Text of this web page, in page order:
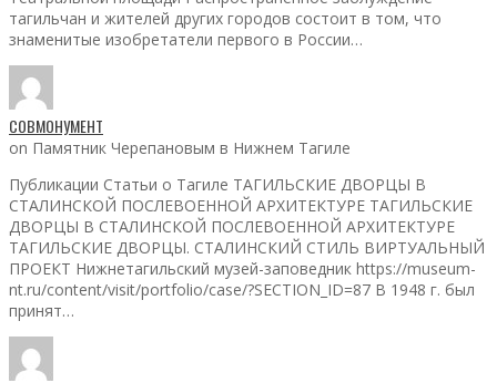
тагильчан и жителей других городов состоит в том, что
знаменитые изобретатели первого в России…
СОВМОНУМЕНТ
on Памятник Черепановым в Нижнем Тагиле
Публикации Статьи о Тагиле ТАГИЛЬСКИЕ ДВОРЦЫ В
СТАЛИНСКОЙ ПОСЛЕВОЕННОЙ АРХИТЕКТУРЕ ТАГИЛЬСКИЕ
ДВОРЦЫ В СТАЛИНСКОЙ ПОСЛЕВОЕННОЙ АРХИТЕКТУРЕ
ТАГИЛЬСКИЕ ДВОРЦЫ. СТАЛИНСКИЙ СТИЛЬ ВИРТУАЛЬНЫЙ
ПРОЕКТ Нижнетагильский музей-заповедник https://museum-
nt.ru/content/visit/portfolio/case/?SECTION_ID=87 В 1948 г. был
принят…